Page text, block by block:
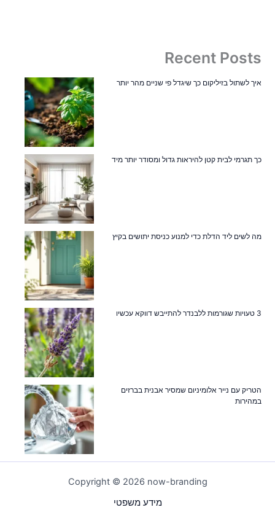
Recent Posts
איך לשתול בזיליקום כך שיגדל פי שניים מהר יותר
כך תגרמי לבית קטן להיראות גדול ומסודר יותר מיד
מה לשים ליד הדלת כדי למנוע כניסת יתושים בקיץ
3 טעויות שגורמות ללבנדר להתייבש דווקא עכשיו
הטריק עם נייר אלומיניום שמסיר אבנית בברזים
במהירות
Copyright © 2026 now-branding
מידע משפטי